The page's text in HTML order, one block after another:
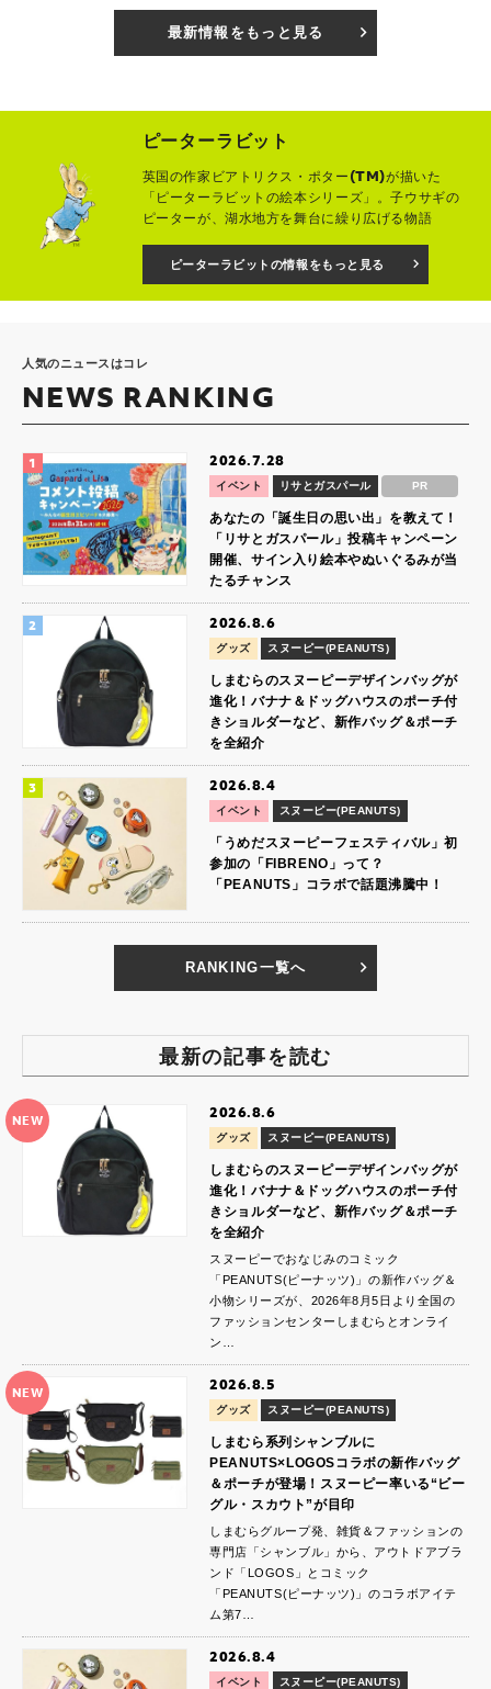
最新情報をもっと見る
ピーターラビット
英国の作家ビアトリクス・ポター(TM)が描いた
「ピーターラビットの絵本シリーズ」。子ウサギの
ピーターが、湖水地方を舞台に繰り広げる物語
ピーターラビットの情報をもっと見る
人気のニュースはコレ
NEWS RANKING
2026.7.28
イベント リサとガスパール PR
あなたの「誕生日の思い出」を教えて！
「リサとガスパール」投稿キャンペーン
開催、サイン入り絵本やぬいぐるみが当
たるチャンス
2026.8.6
グッズ スヌーピー(PEANUTS)
しまむらのスヌーピーデザインバッグが
進化！バナナ＆ドッグハウスのポーチ付
きショルダーなど、新作バッグ＆ポーチ
を全紹介
2026.8.4
イベント スヌーピー(PEANUTS)
「うめだスヌーピーフェスティバル」初
参加の「FIBRENO」って？
「PEANUTS」コラボで話題沸騰中！
RANKING一覧へ
最新の記事を読む
NEW 2026.8.6
グッズ スヌーピー(PEANUTS)
しまむらのスヌーピーデザインバッグが
進化！バナナ＆ドッグハウスのポーチ付
きショルダーなど、新作バッグ＆ポーチ
を全紹介
スヌーピーでおなじみのコミック
「PEANUTS(ピーナッツ)」の新作バッグ＆
小物シリーズが、2026年8月5日より全国の
ファッションセンターしまむらとオンライ
ン…
NEW 2026.8.5
グッズ スヌーピー(PEANUTS)
しまむら系列シャンブルに
PEANUTS×LOGOSコラボの新作バッグ
＆ポーチが登場！スヌーピー率いる“ビー
グル・スカウト”が目印
しまむらグループ発、雑貨＆ファッションの
専門店「シャンブル」から、アウトドアブラ
ンド「LOGOS」とコミック
「PEANUTS(ピーナッツ)」のコラボアイテ
ム第7…
2026.8.4
イベント スヌーピー(PEANUTS)